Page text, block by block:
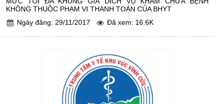
KHÔNG THUỘC PHẠM VI THANH TOÁN CỦA BHYT
Ngày đăng: 29/11/2017
Đã xem: 16.6K